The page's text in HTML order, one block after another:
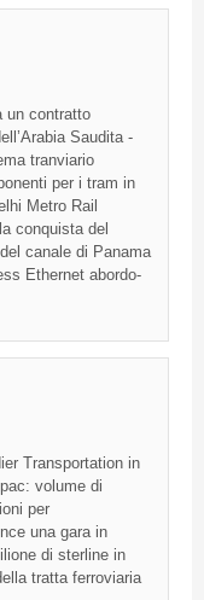
un contratto
Saudita -
tranviario
per i tram in
Metro Rail
conquista del
canale di Panama
Ethernet abordo-
Transportation in
volume di
per
una gara in
di sterline in
tratta ferroviaria